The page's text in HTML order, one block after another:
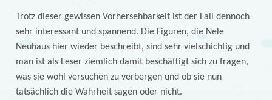
Trotz dieser gewissen Vorhersehbarkeit ist der Fall dennoch
sehr interessant und spannend. Die Figuren, die Nele
Neuhaus hier wieder beschreibt, sind sehr vielschichtig und
man ist als Leser ziemlich damit beschäftigt sich zu fragen,
was sie wohl versuchen zu verbergen und ob sie nun
tatsächlich die Wahrheit sagen oder nicht.